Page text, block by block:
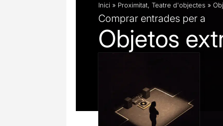
Inici » Proximitat, Teatre d'objectes »
Comprar entrades per a
Objetos